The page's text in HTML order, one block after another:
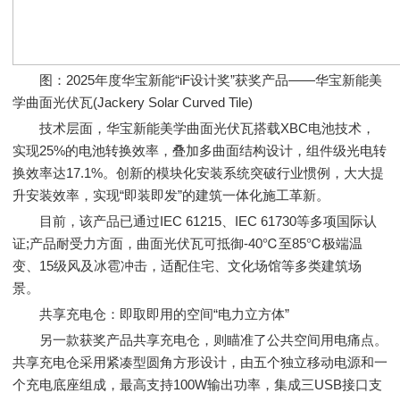
图：2025年度华宝新能“iF设计奖”获奖产品——华宝新能美
学曲面光伏瓦(Jackery Solar Curved Tile)
技术层面，华宝新能美学曲面光伏瓦搭载XBC电池技术，
实现25%的电池转换效率，叠加多曲面结构设计，组件级光电转
换效率达17.1%。创新的模块化安装系统突破行业惯例，大大提
升安装效率，实现“即装即发”的建筑一体化施工革新。
目前，该产品已通过IEC 61215、IEC 61730等多项国际认
证;产品耐受力方面，曲面光伏瓦可抵御-40℃至85℃极端温
变、15级风及冰雹冲击，适配住宅、文化场馆等多类建筑场
景。
共享充电仓：即取即用的空间“电力立方体”
另一款获奖产品共享充电仓，则瞄准了公共空间用电痛点。
共享充电仓采用紧凑型圆角方形设计，由五个独立移动电源和一
个充电底座组成，最高支持100W输出功率，集成三USB接口支